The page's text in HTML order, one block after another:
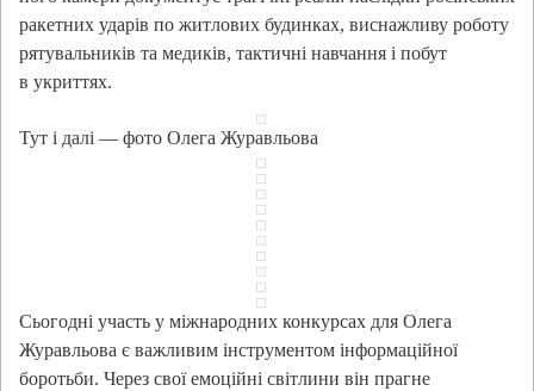
ракетних ударів по житлових будинках, виснажливу роботу
рятувальників та медиків, тактичні навчання і побут
в укриттях.
Тут і далі — фото Олега Журавльова
Сьогодні участь у міжнародних конкурсах для Олега
Журавльова є важливим інструментом інформаційної
боротьби. Через свої емоційні світлини він прагне